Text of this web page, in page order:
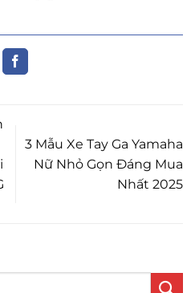
3 Mẫu Xe Tay Ga Yamaha
Nữ Nhỏ Gọn Đáng Mua
Nhất 2025